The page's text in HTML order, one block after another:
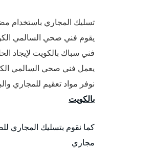
تسليك المجاري باستخدام
يقوم فني صحي السالمي
فني سباك بالكويت لإيجاد
يعمل فني صحي السالمي
نوفر مواد تعقيم للمجاري
بالكويت
كما نقوم بتسليك
مجاري